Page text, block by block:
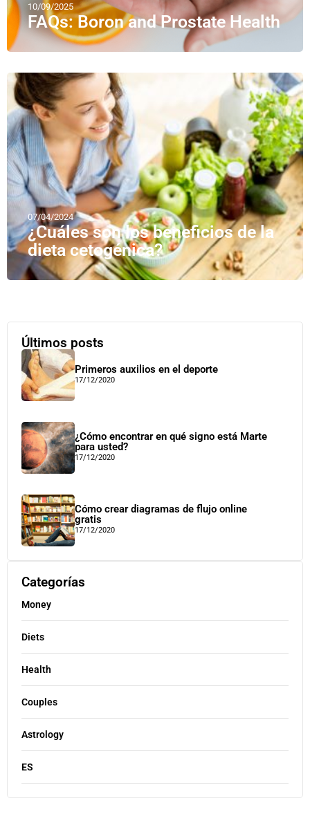
10/09/2025
FAQs: Boron and Prostate Health
07/04/2024
¿Cuáles son los beneficios de la
dieta cetogénica?
Últimos posts
Primeros auxilios en el deporte
17/12/2020
¿Cómo encontrar en qué signo está Marte
para usted?
17/12/2020
Cómo crear diagramas de flujo online
gratis
17/12/2020
Categorías
Money
Diets
Health
Couples
Astrology
ES